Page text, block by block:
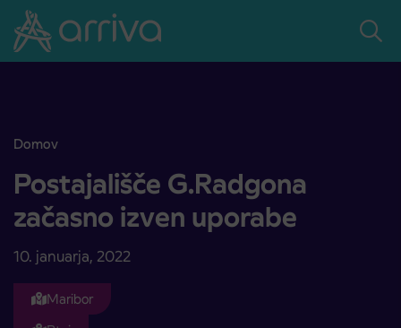
Skoči na vsebino
Domov
Postajališče G.Radgona začasno izven uporabe
Postajališče G.Radgona
začasno izven uporabe
10. januarja, 2022
Maribor